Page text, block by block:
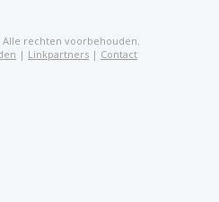
Alle rechten voorbehouden.
| Linkpartners | Contact